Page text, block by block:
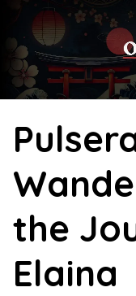
content
the
Elaina